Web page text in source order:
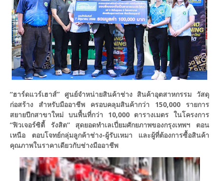
“ฮาร์ดแวร์เฮาส์” ศูนย์จำหน่ายสินค้าช่าง สินค้าอุตสาหกรรม วัสดุ
ก่อสร้าง สำหรับมืออาชีพ ครอบคลุมสินค้ากว่า 150,000 รายการ
สยายปีกสาขาใหม่ บนพื้นที่กว่า 10,000 ตารางเมตร ในโครงการ
“ฟิวเจอร์ซิตี้ รังสิต” สุดยอดทำเลเปี่ยมศักยภาพของกรุงเทพฯ ตอน
เหนือ ตอบโจทย์กลุ่มลูกค้าช่าง-ผู้รับเหมา และผู้ที่ต้องการซื้อสินค้า
คุณภาพในราคาเดียวกับช่างมืออาชีพ